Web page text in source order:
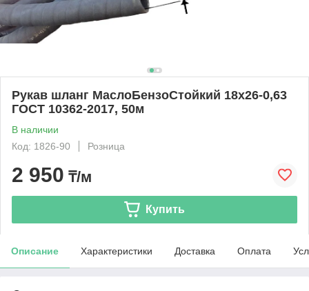
Рукав шланг МаслоБензоСтойкий 18х26-0,63
ГОСТ 10362-2017, 50м
В наличии
Код: 1826-90
Розница
2 950 ₸/м
Купить
Описание Характеристики Доставка Оплата